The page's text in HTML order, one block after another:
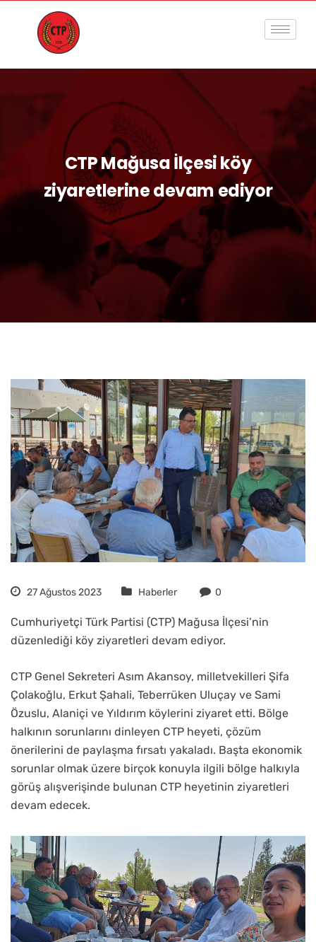
CTP Mağusa İlçesi köy
ziyaretlerine devam ediyor
27 Ağustos 2023 Haberler 0
Cumhuriyetçi Türk Partisi (CTP) Mağusa İlçesi’nin
düzenlediği köy ziyaretleri devam ediyor.
CTP Genel Sekreteri Asım Akansoy, milletvekilleri Şifa
Çolakoğlu, Erkut Şahali, Teberrüken Uluçay ve Sami
Özuslu, Alaniçi ve Yıldırım köylerini ziyaret etti. Bölge
halkının sorunlarını dinleyen CTP heyeti, çözüm
önerilerini de paylaşma fırsatı yakaladı. Başta ekonomik
sorunlar olmak üzere birçok konuyla ilgili bölge halkıyla
görüş alışverişinde bulunan CTP heyetinin ziyaretleri
devam edecek.